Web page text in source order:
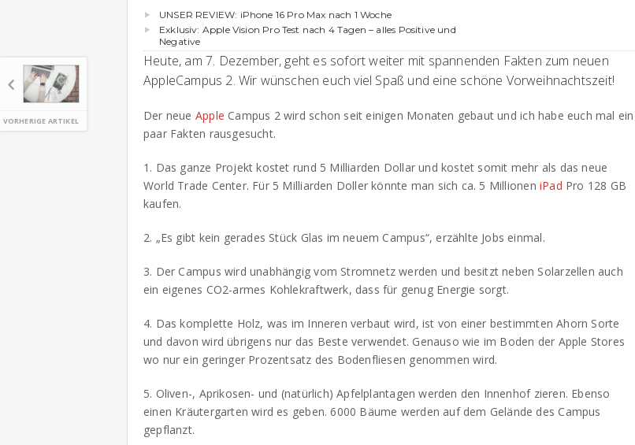
VORHERIGE ARTIKEL
UNSER REVIEW: iPhone 16 Pro Max nach 1 Woche
Exklusiv: Apple Vision Pro Test nach 4 Tagen – alles Positive und
Negative
Heute, am 7. Dezember, geht es sofort weiter mit spannenden Fakten zum neuen
AppleCampus 2. Wir wünschen euch viel Spaß und eine schöne Vorweihnachtszeit!
Der neue Apple Campus 2 wird schon seit einigen Monaten gebaut und ich habe euch mal ein
paar Fakten rausgesucht.
1. Das ganze Projekt kostet rund 5 Milliarden Dollar und kostet somit mehr als das neue
World Trade Center. Für 5 Milliarden Doller könnte man sich ca. 5 Millionen iPad Pro 128 GB
kaufen.
2. „Es gibt kein gerades Stück Glas im neuem Campus“, erzählte Jobs einmal.
3. Der Campus wird unabhängig vom Stromnetz werden und besitzt neben Solarzellen auch
ein eigenes CO2-armes Kohlekraftwerk, dass für genug Energie sorgt.
4. Das komplette Holz, was im Inneren verbaut wird, ist von einer bestimmten Ahorn Sorte
und davon wird übrigens nur das Beste verwendet. Genauso wie im Boden der Apple Stores
wo nur ein geringer Prozentsatz des Bodenfliesen genommen wird.
5. Oliven-, Aprikosen- und (natürlich) Apfelplantagen werden den Innenhof zieren. Ebenso
einen Kräutergarten wird es geben. 6000 Bäume werden auf dem Gelände des Campus
gepflanzt.